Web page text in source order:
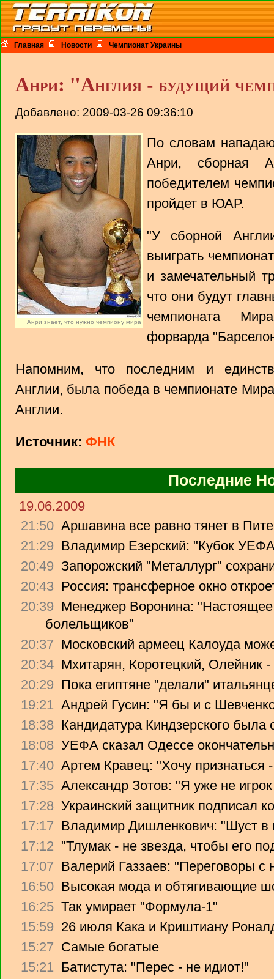
Главная Новости Чемпионат Украины
Анри: "Англия - будущий
Добавлено: 2009-03-26 09:36:10
Анри знает, что нужно чемпиону мира
По словам
Анри, сборная
победителем
пройдет в ЮАР.
"У сборной
выиграть
и замечательный
что они будут
чемпионата
форварда
Напомним, что последним и
Англии, была победа в чемпионате
Англии.
Источник: ФНК
Последние
19.06.2009
21:50 Аршавина все равно тянет в
21:29 Владимир Езерский: "Кубок
20:49 Запорожский "Металлург"
20:43 Россия: трансферное окно
20:39 Менеджер Воронина: "Настоящее
болельщиков"
20:37 Московский армеец Калоуда
20:34 Мхитарян, Коротецкий, Олейник -
20:29 Пока египтяне "делали"
19:21 Андрей Гусин: "Я бы и с
18:38 Кандидатура Киндзерского была
18:08 УЕФА сказал Одессе
17:40 Артем Кравец: "Хочу признаться
17:35 Александр Зотов: "Я уже не
17:28 Украинский защитник подписал
17:17 Владимир Дишленкович: "Шуст в
17:12 "Тлумак - не звезда, чтобы его
17:07 Валерий Газзаев: "Переговоры с
16:50 Высокая мода и обтягивающие
16:25 Так умирает "Формула-1"
15:59 26 июля Кака и Криштиану
15:27 Самые богатые
15:21 Батистута: "Перес - не идиот!"